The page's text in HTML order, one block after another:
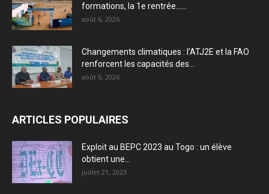
formations, la 1e rentrée…...
août 6, 2026
Changements climatiques : l’ATJ2E et la FAO
renforcent les capacités des...
août 6, 2026
ARTICLES POPULAIRES
Exploit au BEPC 2023 au Togo : un élève
obtient une...
juillet 21, 2023